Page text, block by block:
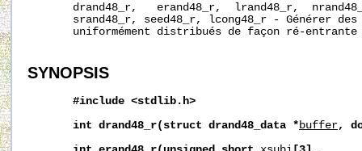
drand48_r,   erand48_r,  lrand48_r,
srand48_r, seed48_r, lcong48_r - Générer
       uniformément distribués de façon ré-entrante
SYNOPSIS
#include <stdlib.h>
int drand48_r(struct drand48_data *buffer,